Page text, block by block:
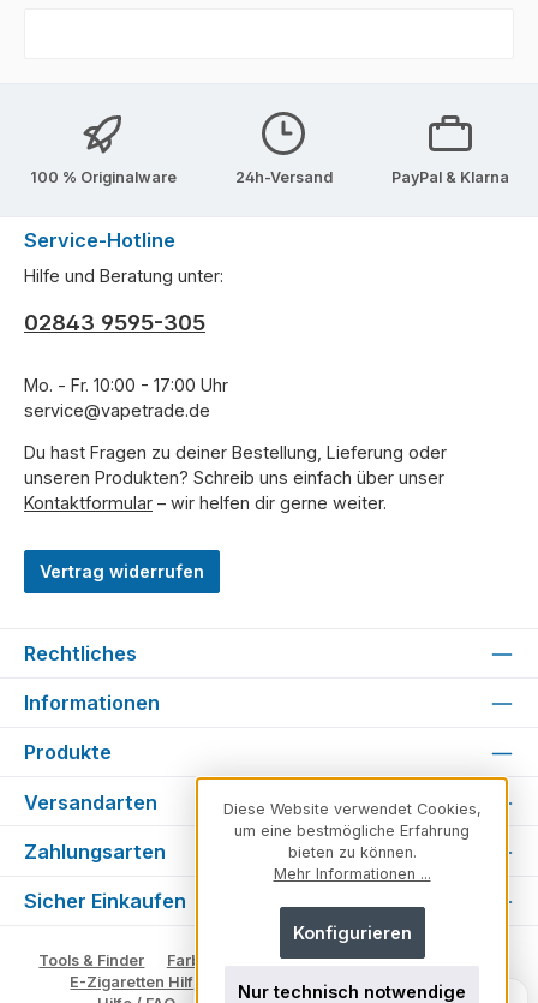
100 % Originalware 24h-Versand PayPal & Klarna
Service-Hotline
Hilfe und Beratung unter:
02843 9595-305
Mo. - Fr. 10:00 - 17:00 Uhr
service@vapetrade.de
Du hast Fragen zu deiner Bestellung, Lieferung oder
unseren Produkten? Schreib uns einfach über unser
Kontaktformular – wir helfen dir gerne weiter.
Vertrag widerrufen
Rechtliches
Informationen
Produkte
Versandarten
Zahlungsarten
Sicher Einkaufen
Tools & Finder Farben & Varianten
Geschmack suchen
E-Zigaretten Hilfe
Fachberater
Vape Ratgeber
Diese Website verwendet Cookies,
um eine bestmögliche Erfahrung
bieten zu können.
Mehr Informationen ...
Nur technisch notwendige
Konfigurieren